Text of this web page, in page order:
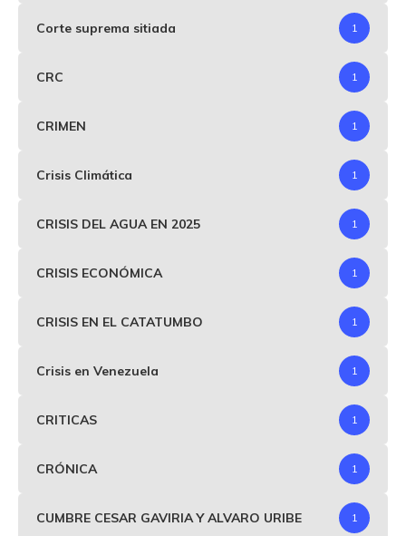
Corte suprema sitiada 1
CRC 1
CRIMEN 1
Crisis Climática 1
CRISIS DEL AGUA EN 2025 1
CRISIS ECONÓMICA 1
CRISIS EN EL CATATUMBO 1
Crisis en Venezuela 1
CRITICAS 1
CRÓNICA 1
CUMBRE CESAR GAVIRIA Y ALVARO URIBE 1